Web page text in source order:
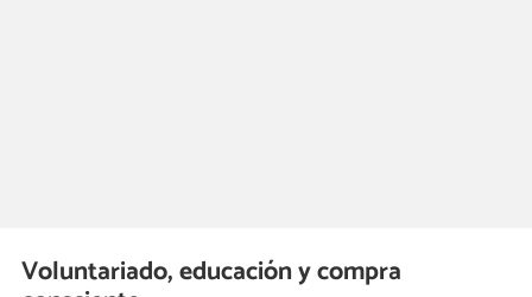
Voluntariado, educación y compra